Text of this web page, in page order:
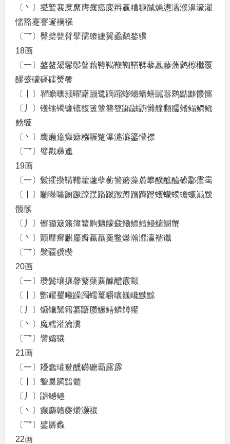
〔丶〕燮鹫襄糜縻膺癍癌麋辫赢糟糠馘燥懑濡濮濞濠濯
懦豁蹇謇邃襕襁
〔乛〕臀檗甓臂擘孺隳嬷翼蟊鹬鍪骤
18画
〔一〕鏊鳌鬶鬈鬃瞽藕鞯鞨鞭鞫鞧鞣藜藠藤藩鹲檫檵覆
醪蹙礞礓礌燹餮
〔丨〕瞿瞻曛颢曜躇蹦鹭蹢蹜蟛蟪蟠蟮嚚嚣鹮黠黟髅髂
〔丿〕镬镭镯镰镱馥簠簟簪簦鼫鼬鼩雠艟翻臑鳍鳎鳏鳐
鳑鹱
〔丶〕鹰癞癔癜癖糨冁蹩瀑瀍瀌鎏懵襟
〔乛〕璧戳彝邋
19画
〔一〕鬏攉攒鞲鞴藿蘧孽蘅警蘑藻麓攀醭醮醯礤酃霪霭
〔丨〕黼曝嚯蹰蹶蹽蹼蹯蹴蹾蹲蹭蹿蹬蠖蠓蠋蟾蠊巅黢
髋髌
〔丿〕镲籀簸籁簿鳘齁魑艨鼗鳓鳔鳕鳗鳙鳚蟹
〔丶〕颤靡癣麒鏖瓣蠃羸羹鳖爆瀚瀣瀛襦谶
〔乛〕襞疆骥缵
20画
〔一〕瓒鬓壤攘馨蘩蘖蘘醵醴霰颥
〔丨〕酆耀矍曦躁躅蠕鼍嚼嚷巍巉黩黥
〔丿〕镳镴黧籍纂鼯臜鳜鳝鳞鳟獾
〔丶〕魔糯灌瀹瀵
〔乛〕譬孀骧
21画
〔一〕耰蠢瓘鼙醺礴礳霸露霹
〔丨〕颦曩躏黯髓
〔丿〕鼱鳡鳢
〔丶〕癫麝赣夔爝灏禳
〔乛〕鐾羼蠡
22画